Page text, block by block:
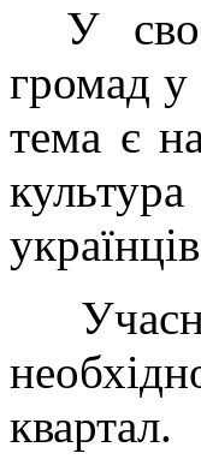
У
громад у
тема є
квартал.